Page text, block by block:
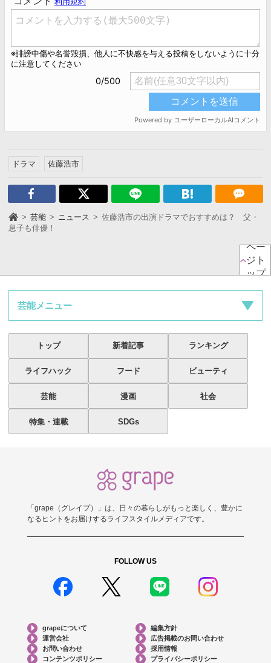
ドラマ 佐藤浩市
芸能 ニュース
佐藤浩市の出演ドラマでおすすめは？ 父・
息子も俳優！
ペー
ジト
ップ
芸能メニュー
トップ 新着記事 ランキング
ライフハック フード ビューティ
芸能 漫画 社会
特集・連載 SDGs
「grape（グレイプ）」は、日々の暮らしがもっと楽しく、豊かに
なるヒントをお届けするライフスタイルメディアです。
FOLLOW US
grapeについて
編集方針
運営会社
広告掲載のお問い合わせ
お問い合わせ
採用情報
コンテンツポリシー
プライバシーポリシー